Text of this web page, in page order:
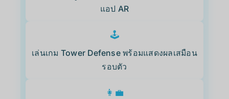
แอป AR
🕹️
เล่นเกม Tower Defense พร้อมแสดงผลเสมือน
รอบตัว
👩‍💼